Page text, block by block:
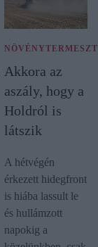
Akkora az
aszály, hogy a
Holdról is
látszik
A hétvégén
érkezett hidegfront
is hiába lassult le
és hullámzott
napokig a